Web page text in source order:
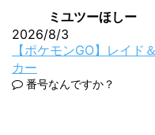
ミユツーほしー
2026/8/3
【ポケモンGO】レイド
カー
番号なんですか？